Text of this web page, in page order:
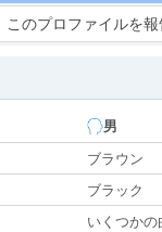
このプロファイルを
男
ブラウン
ブラック
いくつかの